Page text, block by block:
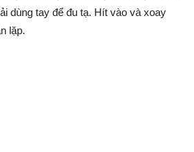
dùng tay để đu tạ. Hít vào và xoay
lặp.